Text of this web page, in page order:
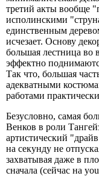
третий акты вообще
исполинскими
единственным
исчезает. Основу
большая лестница
эффектно
Так что, большая
адекватными
работами
Безусловно, самая
Венков в роли
артистический
на секунду не
захватывая даже в
сначала (сейчас на